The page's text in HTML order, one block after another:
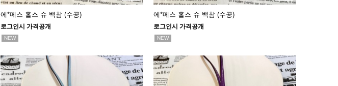
에*메스 홀스 슈 백참 (수공)
로그인시 가격공개
NEW
에*메스 홀스 슈 백참 (수공)
로그인시 가격공개
NEW